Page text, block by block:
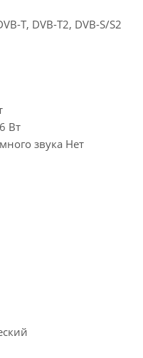
T, DVB-T2, DVB-S/S2
Вт
звука Нет